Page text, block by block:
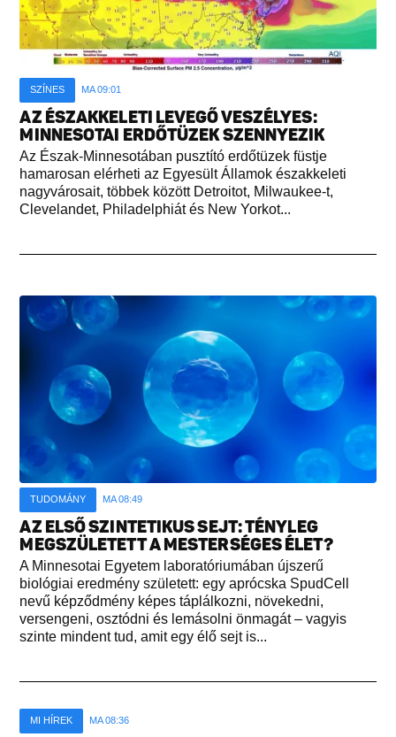
SZÍNES MA 09:01
AZ ÉSZAKKELETI LEVEGŐ VESZÉLYES:
MINNESOTAI ERDŐTÜZEK SZENNYEZIK
Az Észak-Minnesotában pusztító erdőtüzek füstje
hamarosan elérheti az Egyesült Államok északkeleti
nagyvárosait, többek között Detroitot, Milwaukee-t,
Clevelandet, Philadelphiát és New Yorkot...
TUDOMÁNY MA 08:49
AZ ELSŐ SZINTETIKUS SEJT: TÉNYLEG
MEGSZÜLETETT A MESTERSÉGES ÉLET?
A Minnesotai Egyetem laboratóriumában újszerű
biológiai eredmény született: egy aprócska SpudCell
nevű képződmény képes táplálkozni, növekedni,
versengeni, osztódni és lemásolni önmagát – vagyis
szinte mindent tud, amit egy élő sejt is...
MI HÍREK MA 08:36